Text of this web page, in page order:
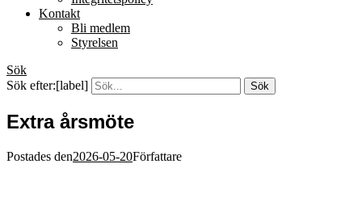
Kontakt
Bli medlem
Styrelsen
Sök
Sök efter:[label]
Extra årsmöte
Postades den2026-05-20Författare